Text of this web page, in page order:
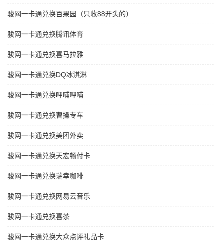
骏网一卡通兑换百果园（只收88开头的）
骏网一卡通兑换腾讯体育
骏网一卡通兑换喜马拉雅
骏网一卡通兑换DQ冰淇淋
骏网一卡通兑换呷哺呷哺
骏网一卡通兑换曹操专车
骏网一卡通兑换美团外卖
骏网一卡通兑换天宏畅付卡
骏网一卡通兑换瑞幸咖啡
骏网一卡通兑换网易云音乐
骏网一卡通兑换喜茶
骏网一卡通兑换大众点评礼品卡